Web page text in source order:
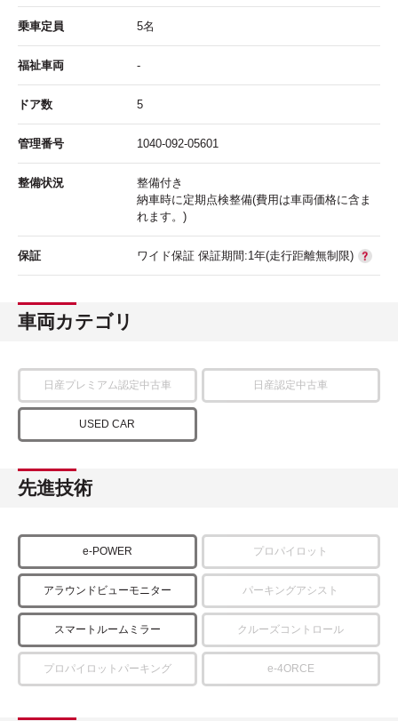
乗車定員 5名
福祉車両 -
ドア数 5
管理番号 1040-092-05601
整備状況
整備付き
納車時に定期点検整備(費用は車両価格に含ま
れます。)
保証 ワイド保証 保証期間:1年(走行距離無制限)
車両カテゴリ
日産プレミアム認定中古車 日産認定中古車
USED CAR
先進技術
e-POWER プロパイロット
アラウンドビューモニター パーキングアシスト
スマートルームミラー クルーズコントロール
プロパイロットパーキング e-4ORCE